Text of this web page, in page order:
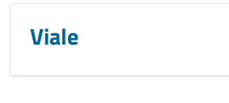
Viale